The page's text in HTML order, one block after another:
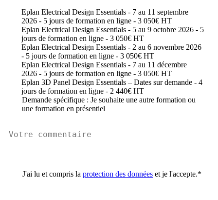
Eplan Electrical Design Essentials - 7 au 11 septembre
2026 - 5 jours de formation en ligne - 3 050€ HT
Eplan Electrical Design Essentials - 5 au 9 octobre 2026 - 5
jours de formation en ligne - 3 050€ HT
Eplan Electrical Design Essentials - 2 au 6 novembre 2026
- 5 jours de formation en ligne - 3 050€ HT
Eplan Electrical Design Essentials - 7 au 11 décembre
2026 - 5 jours de formation en ligne - 3 050€ HT
Eplan 3D Panel Design Essentials – Dates sur demande - 4
jours de formation en ligne - 2 440€ HT
Demande spécifique : Je souhaite une autre formation ou
une formation en présentiel
J'ai lu et compris la protection des données et je l'accepte.*